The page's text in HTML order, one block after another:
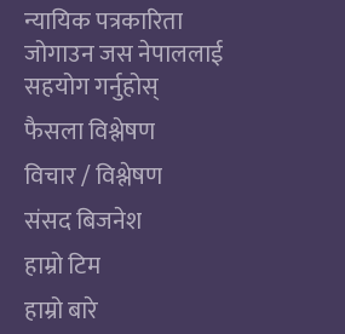
न्यायिक पत्रकारिता
जोगाउन जस नेपाललाई
सहयोग गर्नुहोस्
फैसला विश्लेषण
विचार / विश्लेषण
संसद बिजनेश
हाम्रो टिम
हाम्रो बारे